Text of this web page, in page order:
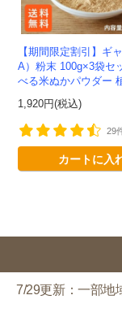
【期間限定割引】ギ
A）粉末 100g×3袋セ
べる米ぬかパウダー
料】*メール便での発
1,920円(税込)
29
カートに入
7/29更新：一部地